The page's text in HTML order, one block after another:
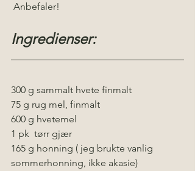
Anbefaler!
Ingredienser:
300 g sammalt hvete finmalt
75 g rug mel, finmalt
600 g hvetemel
1 pk  tørr gjær
165 g honning ( jeg brukte vanlig
sommerhonning, ikke akasie)